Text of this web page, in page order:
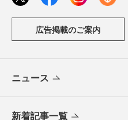
広告掲載のご案内
ニュース
新着記事一覧